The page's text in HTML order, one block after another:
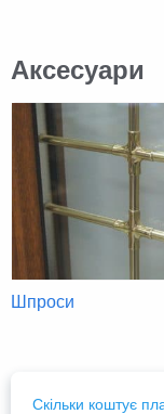
Аксесуари
Шпроси
Скільки коштує